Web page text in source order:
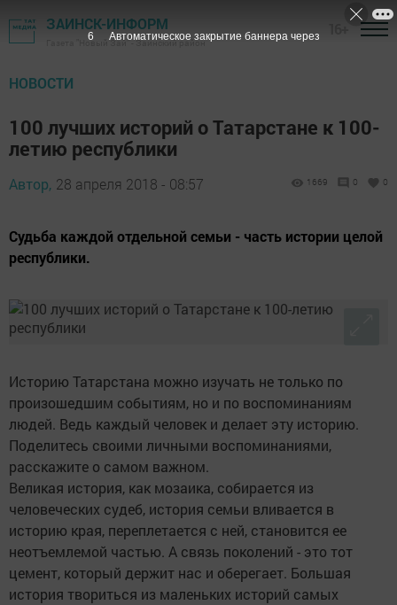
ЗАИНСК-ИНФОРМ
Газета "Новый Зай" - Заинский район
НОВОСТИ
100 лучших историй о Татарстане к 100-
летию республики
Автор, 28 апреля 2018 - 08:57 1669 0 0
Судьба каждой отдельной семьи - часть истории целой
республики.
Историю Татарстана можно изучать не только по
произошедшим событиям, но и по воспоминаниям
людей. Ведь каждый человек и делает эту историю.
Поделитесь своими личными воспоминаниями,
расскажите о самом важном.
Великая история, как мозаика, собирается из
человеческих судеб, история семьи вливается в
историю края, переплетается с ней, становится ее
неотъемлемой частью. А связь поколений - это тот
цемент, который держит нас и оберегает. Большая
история твориться из маленьких историй самых
5 Автоматическое закрытие баннера через